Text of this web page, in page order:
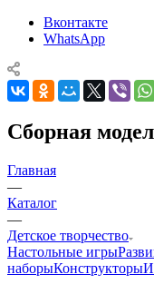
Вконтакте
WhatsApp
Сборная
Главная
—
Каталог
—
Детское творчество
Настольные игры
наборыКонструкторы